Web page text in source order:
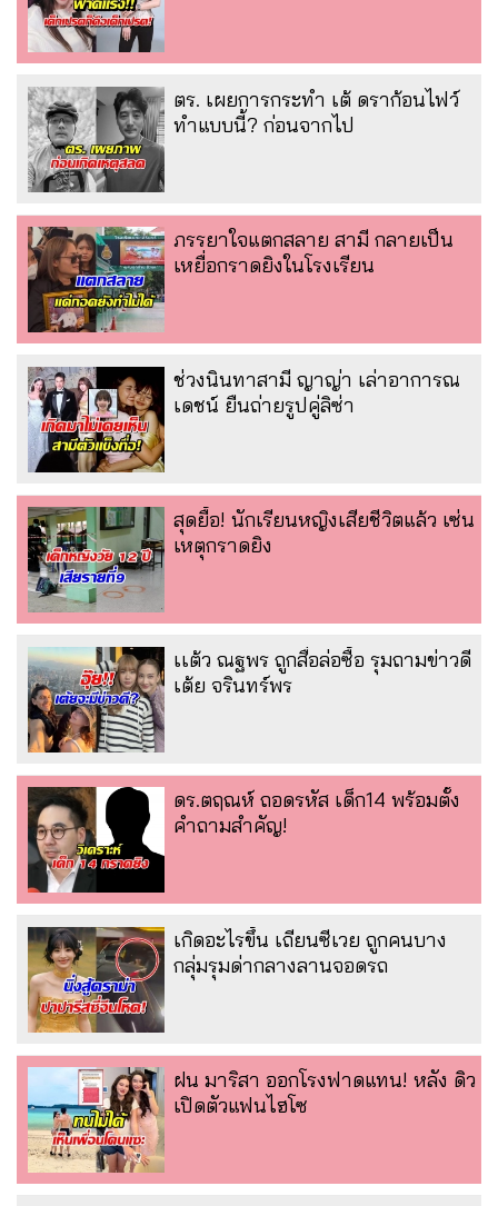
ตร. เผยการกระทำ เต้ ดราก้อนไฟว์
ทำแบบนี้? ก่อนจากไป
ภรรยาใจแตกสลาย สามี กลายเป็น
เหยื่อกราดยิงในโรงเรียน
ช่วงนินทาสามี ญาญ่า เล่าอาการณ
เดชน์ ยืนถ่ายรูปคู่ลิซ่า
สุดยื้อ! นักเรียนหญิงเสียชีวิตแล้ว เซ่น
เหตุกราดยิง
เเต้ว ณฐพร ถูกสื่อล่อซื้อ รุมถามข่าวดี
เต้ย จรินทร์พร
ดร.ตฤณห์ ถอดรหัส เด็ก14 พร้อมตั้ง
คำถามสำคัญ!
เกิดอะไรขึ้น เถียนซีเวย ถูกคนบาง
กลุ่มรุมด่ากลางลานจอดรถ
ฝน มาริสา ออกโรงฟาดแทน! หลัง ดิว
เปิดตัวแฟนไฮโซ